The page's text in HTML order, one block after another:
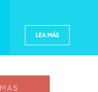
LEA MÁS
MÁS